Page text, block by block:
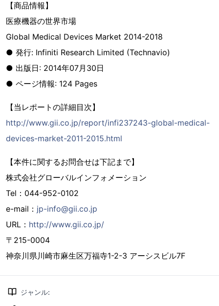
【商品情報】
医療機器の世界市場
Global Medical Devices Market 2014-2018
● 発行: Infiniti Research Limited (Technavio)
● 出版日: 2014年07月30日
● ページ情報: 124 Pages
【当レポートの詳細目次】
http://www.gii.co.jp/report/infi237243-global-medical-
devices-market-2011-2015.html
【本件に関するお問合せは下記まで】
株式会社グローバルインフォメーション
Tel：044-952-0102
e-mail： jp-info@gii.co.jp
URL： http://www.gii.co.jp/
〒215-0004
神奈川県川崎市麻生区万福寺1-2-3 アーシスビル7F
ジャンル: